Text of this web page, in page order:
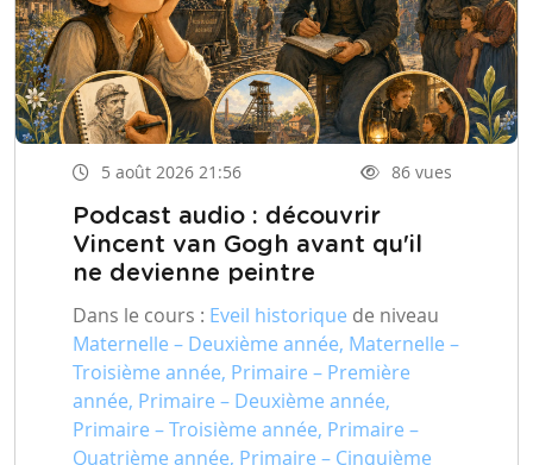
5 août 2026 21:56 86 vues
Podcast audio : découvrir
Vincent van Gogh avant qu'il
ne devienne peintre
Dans le cours : Eveil historique de niveau
Maternelle – Deuxième année, Maternelle –
Troisième année, Primaire – Première
année, Primaire – Deuxième année,
Primaire – Troisième année, Primaire –
Quatrième année, Primaire – Cinquième